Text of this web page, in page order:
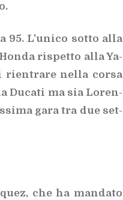
95. L’u­ni­co sot­to alla
ri­spet­to alla Ya­
rien­tra­re nel­la cor­sa
Du­ca­ti ma sia Lo­ren­
gara tra due set­
che ha man­da­to